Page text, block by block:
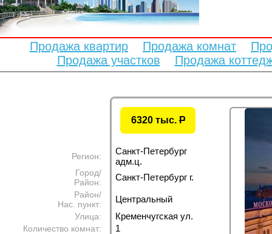
Продажа квартир Продажа комнат
Продажа участков
Продажа
6320 тыс.P
Регион:
Санкт-Петербург
адм.ц.
Город/
Район:
Санкт-Петербург г.
Район/
Нас. пункт:
Центральный
Улица: Кременчугская ул.
Количество комнат: 1